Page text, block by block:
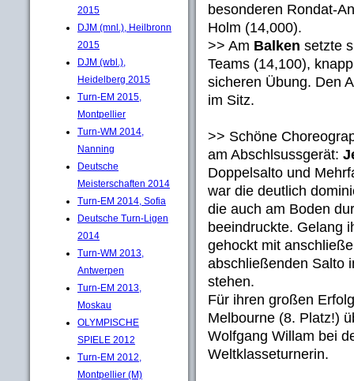
2015
DJM (mnl.), Heilbronn
2015
DJM (wbl.),
Heidelberg 2015
Turn-EM 2015,
Montpellier
Turn-WM 2014,
Nanning
Deutsche
Meisterschaften 2014
Turn-EM 2014, Sofia
Deutsche Turn-Ligen
2014
Turn-WM 2013,
Antwerpen
Turn-EM 2013,
Moskau
OLYMPISCHE
SPIELE 2012
Turn-EM 2012,
Montpellier (M)
besonderen Rondat-
Holm (14,000).
>> Am Balken setzte
Teams (14,100),
sicheren Übung. Den
im Sitz.
>> Schöne
am Abschlsussgerät:
Doppelsalto und
war die deutlich
die auch am Boden
beeindruckte. Gelang
gehockt mit
abschließenden Salto
stehen.
Für ihren großen
Melbourne (8. Platz!)
Wolfgang Willam bei
Weltklasseturnerin.